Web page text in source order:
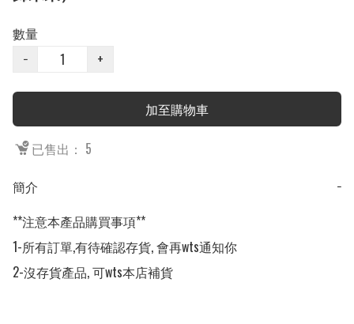
數量
−
+
加至購物車
已售出： 5
簡介
−
**注意本產品購買事項**
1-所有訂單,有待確認存貨, 會再wts通知你
2-沒存貨產品, 可wts本店補貨